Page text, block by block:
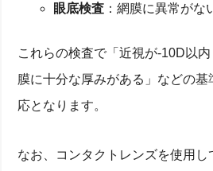
眼底検査 ：網膜に異常がな
これらの検査で「近視が-10D以
膜に十分な厚みがある」などの
応となります。
なお、コンタクトレンズを使用